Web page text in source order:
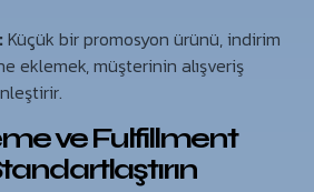
Küçük bir promosyon ürünü, indirim
eklemek, müşterinin alışveriş
ve Fulfillment